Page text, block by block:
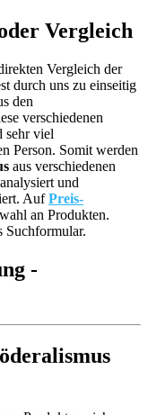
Vergleich
Vergleich der
durch uns zu einseitig
den
verschiedenen
sehr viel
Person. Somit werden
aus verschiedenen
und
AufPreis-
an Produkten.
Suchformular.
-